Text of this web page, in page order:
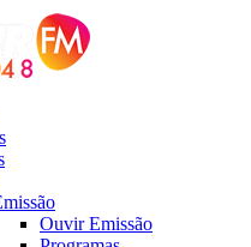
Ouvir Emissão